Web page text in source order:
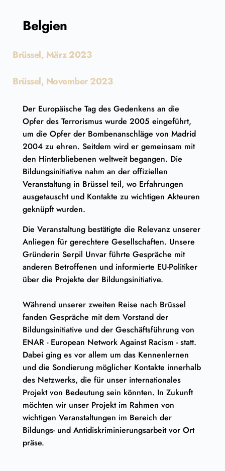
springenBelgien
Brüssel, März 2023
Brüssel, November 2023
Der Europäische Tag des Gedenkens an die
Opfer des Terrorismus wurde 2005 eingeführt,
um die Opfer der Bombenanschläge von Madrid
2004 zu ehren. Seitdem wird er gemeinsam mit
den Hinterbliebenen weltweit begangen. Die
Bildungsinitiative nahm an der offiziellen
Veranstaltung in Brüssel teil, wo Erfahrungen
ausgetauscht und Kontakte zu wichtigen Akteuren
geknüpft wurden.
Die Veranstaltung bestätigte die Relevanz unserer
Anliegen für gerechtere Gesellschaften. Unsere
Gründerin Serpil Unvar führte Gespräche mit
anderen Betroffenen und informierte EU-Politiker
über die Projekte der Bildungsinitiative.
Während unserer zweiten Reise nach Brüssel
fanden Gespräche mit dem Vorstand der
Bildungsinitiative und der Geschäftsführung von
ENAR - European Network Against Racism - statt.
Dabei ging es vor allem um das Kennenlernen
und die Sondierung möglicher Kontakte innerhalb
des Netzwerks, die für unser internationales
Projekt von Bedeutung sein könnten. In Zukunft
möchten wir unser Projekt im Rahmen von
wichtigen Veranstaltungen im Bereich der
Bildungs- und Antidiskriminierungsarbeit vor Ort
präse.